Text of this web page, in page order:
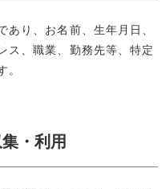
り、お名前、生年月日、
ス、職業、勤務先等、特定
。
・利用